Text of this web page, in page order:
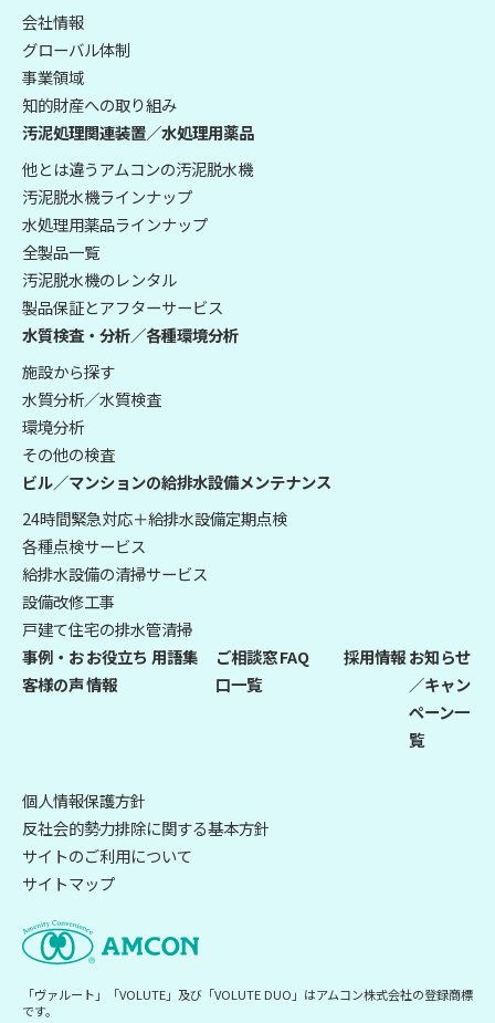
「ヴァルート」「VOLUTE」及び「VOLUTE DUO」はアムコン株式会社の登録商標
です。
会社情報
グローバル体制
事業領域
知的財産への取り組み
汚泥処理関連装置／水処理用薬品
他とは違うアムコンの汚泥脱水機
汚泥脱水機ラインナップ
水処理用薬品ラインナップ
全製品一覧
汚泥脱水機のレンタル
製品保証とアフターサービス
水質検査・分析／各種環境分析
施設から探す
水質分析／水質検査
環境分析
その他の検査
ビル／マンションの給排水設備メンテナンス
24時間緊急対応＋給排水設備定期点検
各種点検サービス
給排水設備の清掃サービス
設備改修工事
戸建て住宅の排水管清掃
事例・お
客様の声
お役立ち
情報
用語集
ご相談窓
口一覧
FAQ 採用情報お知らせ
／キャン
ペーン一
覧
個人情報保護方針
反社会的勢力排除に関する基本方針
サイトのご利用について
サイトマップ